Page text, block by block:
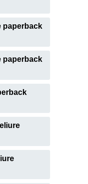
paperback
paperback